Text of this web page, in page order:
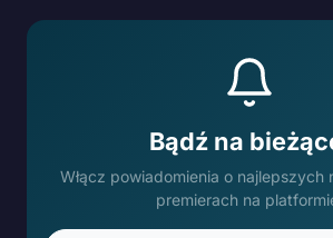
Bądź na
Włącz powiadomienia o najlepszych
premierach na